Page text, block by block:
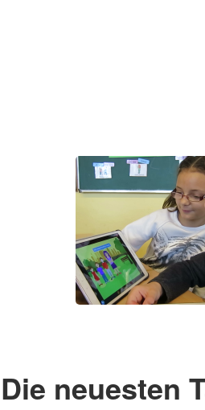
Die neuesten